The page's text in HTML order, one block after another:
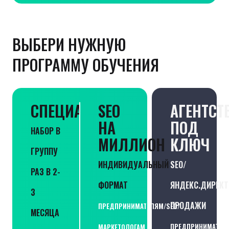
ВЫБЕРИ НУЖНУЮ
ПРОГРАММУ ОБУЧЕНИЯ
СПЕЦИАЛИСТ
НАБОР В
ГРУППУ
РАЗ В 2-
3
МЕСЯЦА
SEO
НА
МИЛЛИОН
ИНДИВИДУАЛЬНЫЙ
ФОРМАТ
ПРЕДПРИНИМАТЕЛЯМ/SEO/
МАРКЕТОЛОГАМ
ПОД
КЛЮЧ
SEO/
ПРОДАЖИ